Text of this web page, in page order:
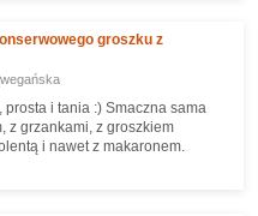
groszku z
wegańska
prosta i tania :) Smaczna sama
z grzankami, z groszkiem
i nawet z makaronem.